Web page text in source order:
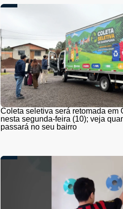
Coleta seletiva será retomada em
nesta segunda-feira (10); veja
passará no seu bairro